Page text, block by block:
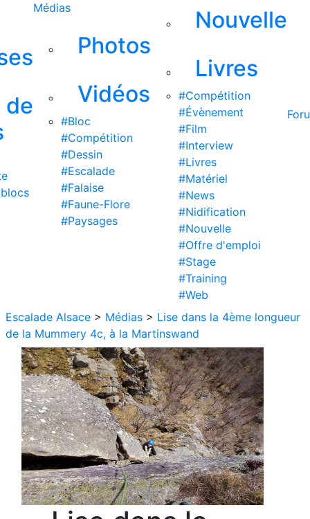
de
Médias
Photos
Vidéos
#Bloc
#Compétition
#Dessin
#Escalade
#Falaise
#Faune-Flore
#Paysages
Nouvelle
Livres
#Compétition
#Évènement
#Film
#Interview
#Livres
#Matériel
#News
#Nidification
#Nouvelle
#Offre d'emploi
#Stage
#Training
#Web
Escalade Alsace > Médias > Lise dans la 4ème longueur
de la Mummery 4c, à la Martinswand